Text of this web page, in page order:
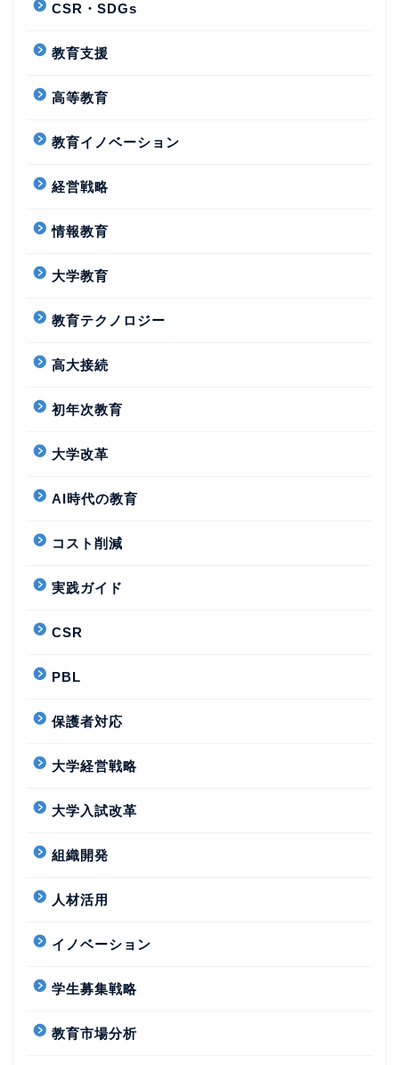
CSR・SDGs
教育支援
高等教育
教育イノベーション
経営戦略
情報教育
大学教育
教育テクノロジー
高大接続
初年次教育
大学改革
AI時代の教育
コスト削減
実践ガイド
CSR
PBL
保護者対応
大学経営戦略
大学入試改革
組織開発
人材活用
イノベーション
学生募集戦略
教育市場分析